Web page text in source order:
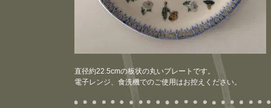
直径約22.5cmの板状の丸いプレートです。
電子レンジ、食洗機でのご使用はお控えください。